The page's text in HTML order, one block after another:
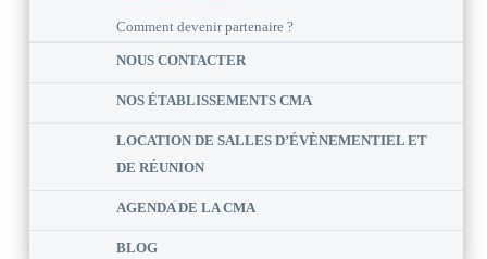
Comment devenir partenaire ?
NOUS CONTACTER
NOS ÉTABLISSEMENTS CMA
LOCATION DE SALLES D’ÉVÈNEMENTIEL ET
DE RÉUNION
AGENDA DE LA CMA
BLOG